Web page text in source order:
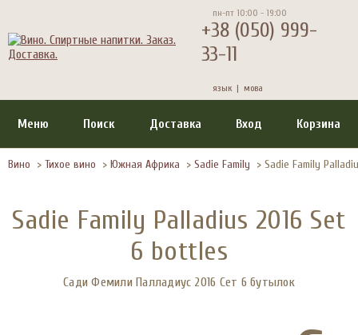
пн-пт 10:00 - 19:00
+38 (050) 999-
33-11
язык | мова
Меню Поиск Доставка Вход Корзина
Вино > Тихое вино > Южная Африка > Sadie Family > Sadie Family
Sadie Family Palladius 2016 Set
6 bottles
Сади Фемили Палладиус 2016 Сет 6 бутылок